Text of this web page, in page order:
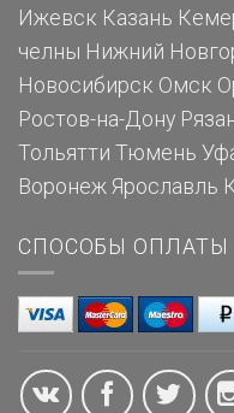
Ижевск Казань
челны Нижний
Новосибирск Омск
Ростов-на-Дону
Тольятти Тюмень
Воронеж Ярославль
СПОСОБЫ ОПЛАТЫ